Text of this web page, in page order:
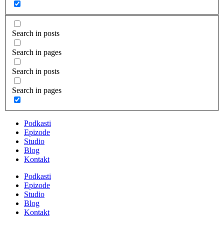
Search in posts
Search in pages
Search in posts
Search in pages
Podkasti
Epizode
Studio
Blog
Kontakt
Podkasti
Epizode
Studio
Blog
Kontakt